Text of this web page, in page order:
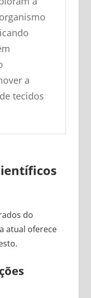
a
tecidos
do
atual oferece